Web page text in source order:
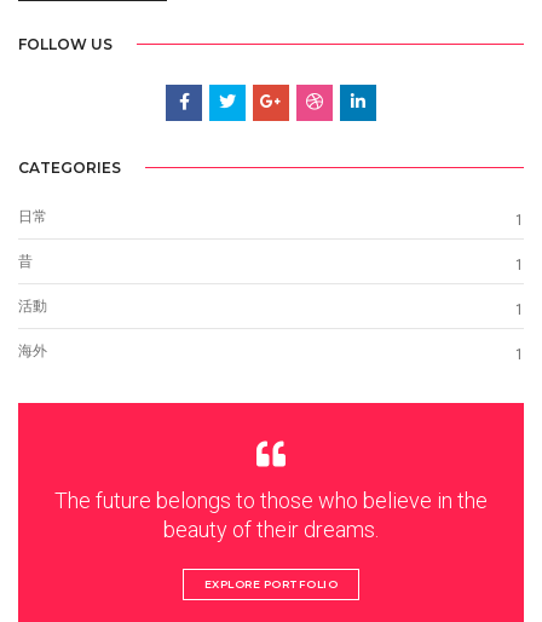
FOLLOW US
CATEGORIES
日常 1
昔 1
活動 1
海外 1
The future belongs to those who believe in the
beauty of their dreams.
EXPLORE PORTFOLIO